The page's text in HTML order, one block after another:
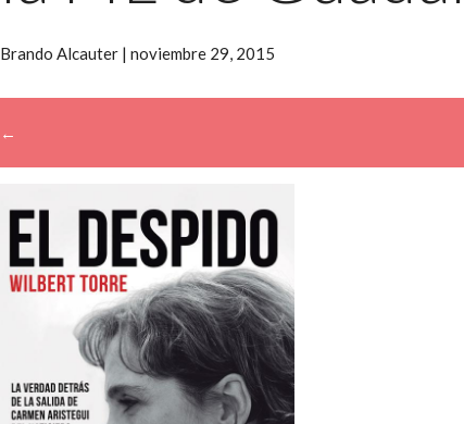
Brando Alcauter | noviembre 29, 2015
←